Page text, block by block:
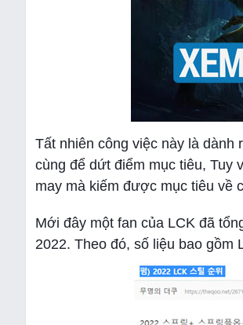
Tất nhiên công việc này là
cùng để dứt điểm mục tiêu, Tuy
may mà kiếm được mục tiêu về
Mới đây một fan của LCK đã
2022. Theo đó, số liệu bao gồm